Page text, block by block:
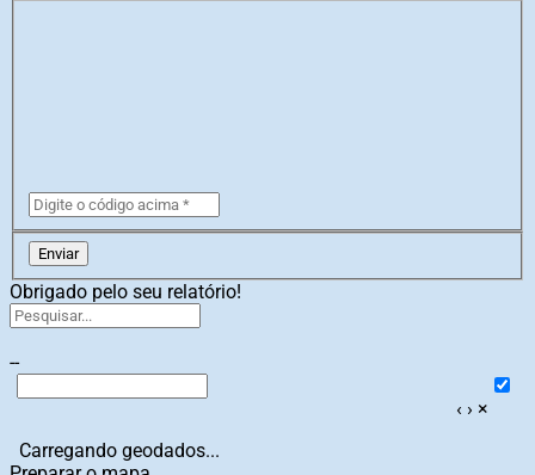
Enviar
Obrigado pelo seu relatório!
--
‹ › ×
Carregando geodados...